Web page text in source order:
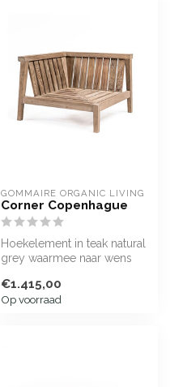
GOMMAIRE ORGANIC LIVING
Corner Copenhague
Hoekelement in teak natural
grey waarmee naar wens
loungebank sam...
€1.415,00
Op voorraad